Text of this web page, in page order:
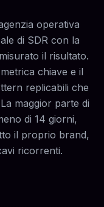
operativa
di SDR con la
il risultato.
chiave e il
replicabili che
maggior parte di
di 14 giorni,
il proprio brand,
ricorrenti.